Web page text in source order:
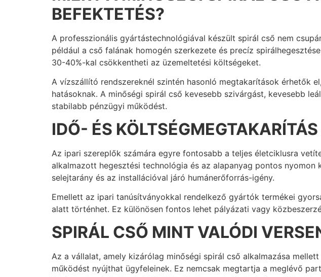
BEFEKTETÉS?
A professzionális gyártástechnológiával készült spirál cső nem
például a cső falának homogén szerkezete és precíz
30-40%-kal csökkentheti az üzemeltetési költségeket.
A vízszállító rendszereknél szintén hasonló megtakarítások érhetők
hatásoknak. A minőségi spirál cső kevesebb szivárgást, kevesebb
stabilabb pénzügyi működést.
IDŐ- ÉS
Az ipari szereplők számára egyre fontosabb a teljes életciklusra
alkalmazott hegesztési technológia és az alapanyag pontos
selejtarány és az installációval járó humánerőforrás-igény.
Emellett az ipari tanúsítványokkal rendelkező gyártók termékei
alatt történhet. Ez különösen fontos lehet pályázati vagy
SPIRÁL CSŐ MINT VALÓDI
Az a vállalat, amely kizárólag minőségi spirál cső alkalmazása
működést nyújthat ügyfeleinek. Ez nemcsak megtartja a meglévő